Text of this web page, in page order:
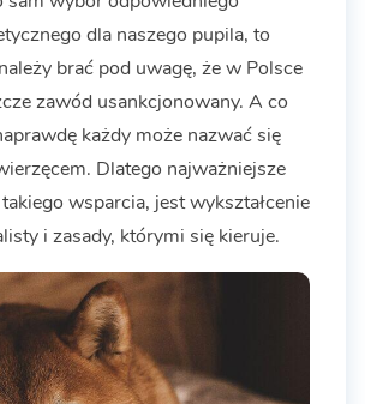
dla naszego pupila, to
brać pod uwagę, że w Polsce
zawód usankcjonowany. A co
każdy może nazwać się
Dlatego najważniejsze
wsparcia, jest wykształcenie
i zasady, którymi się kieruje.